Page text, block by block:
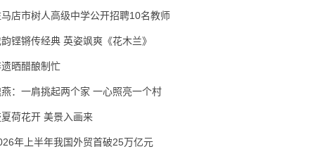
店市树人高级中学公开招聘10名教师
铿锵传经典 英姿飒爽《花木兰》
晒醋酿制忙
：一肩挑起两个家 一心照亮一个村
荷花开 美景入画来
年上半年我国外贸首破25万亿元